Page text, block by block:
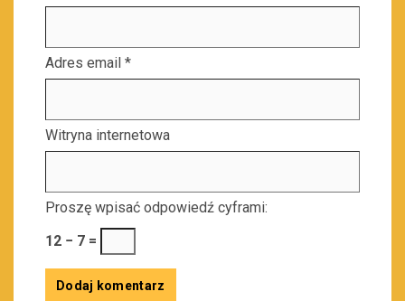
Adres email *
Witryna internetowa
Proszę wpisać odpowiedź cyframi:
12 − 7 =